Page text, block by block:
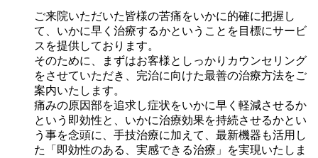
ご来院いただいた皆様の苦痛をいかに的確に把握し
て、いかに早く治療するかということを目標にサービ
スを提供しております。
そのために、まずはお客様としっかりカウンセリング
をさせていただき、完治に向けた最善の治療方法をご
案内いたします。
痛みの原因部を追求し症状をいかに早く軽減させるか
という即効性と、いかに治療効果を持続させるかとい
う事を念頭に、手技治療に加えて、最新機器も活用し
た「即効性のある、実感できる治療」を実現いたしま